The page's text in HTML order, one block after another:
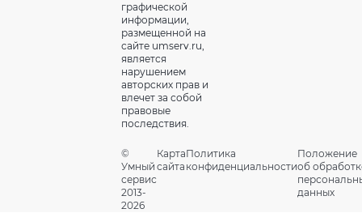
графической
информации,
размещенной на
сайте umserv.ru,
является
нарушением
авторских прав и
влечет за собой
правовые
последствия.
©
Умный
сервис
2013-
2026
Карта
сайта
Политика
конфиденциальности
Положение
об
данных